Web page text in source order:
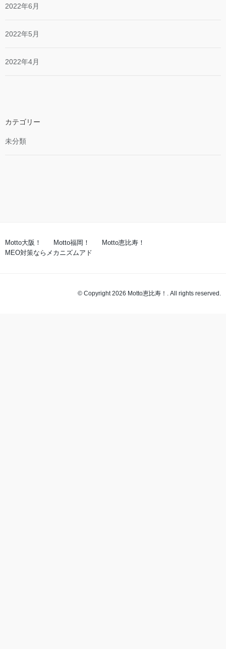
2022年6月
2022年5月
2022年4月
カテゴリー
未分類
Motto大阪！ Motto福岡！
Motto恵比寿！
MEO対策ならメカニズムアド
© Copyright 2026 Motto恵比寿！. All rights reserved.